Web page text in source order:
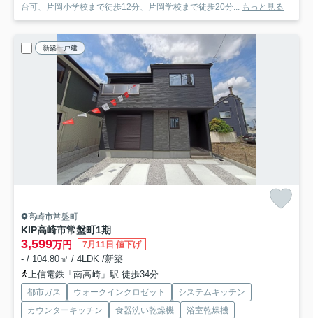
台可、片岡小学校まで徒歩12分、片岡学校まで徒歩20分... もっと見る
新築一戸建
高崎市常盤町
KIP高崎市常盤町1期
3,599万円 7月11日 値下げ
- / 104.80㎡ / 4LDK /新築
上信電鉄「南高崎」駅 徒歩34分
都市ガス ウォークインクロゼット
システムキッチン
カウンターキッチン
食器洗い乾燥機
浴室乾燥機